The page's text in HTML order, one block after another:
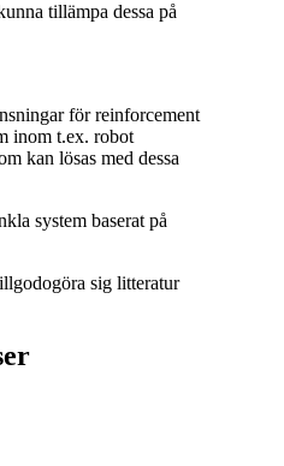
tillämpa dessa på
för reinforcement
inom t.ex. robot
kan lösas med dessa
system baserat på
sig litteratur